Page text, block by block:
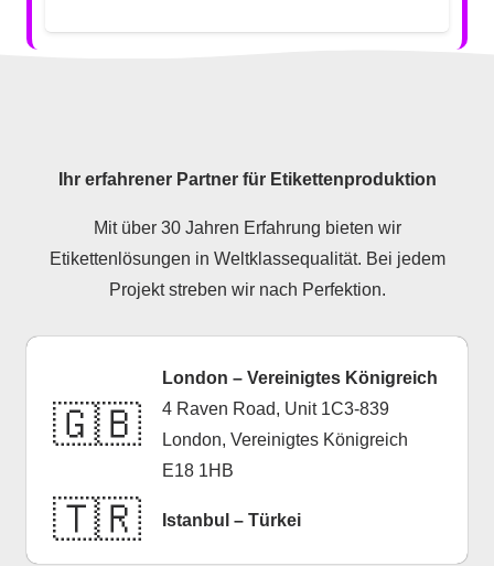
Ihr erfahrener Partner für Etikettenproduktion
Mit über 30 Jahren Erfahrung bieten wir
Etikettenlösungen in Weltklassequalität. Bei jedem
Projekt streben wir nach Perfektion.
🇬🇧
London – Vereinigtes Königreich
4 Raven Road, Unit 1C3-839
London, Vereinigtes Königreich
E18 1HB
🇹🇷 Istanbul – Türkei